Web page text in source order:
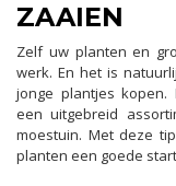
ZAAIEN
Zelf uw planten en
werk. En het is
jonge plantjes
een uitgebreid
moestuin. Met deze
planten een goede